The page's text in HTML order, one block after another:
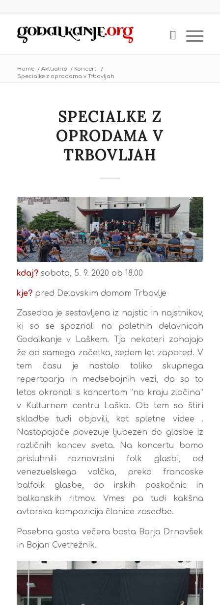
Home / Aktualno / Koncerti
/
Specialke z oprodama v Trbovljah
SPECIALKE Z
OPRODAMA V
TRBOVLJAH
kdaj?sobota, 5. 9. 2020 ob 18.00
kje?pred Delavskim domom Trbovlje
Zasedba je sestavljena iz najstic in najstnikov,
ki so se spoznali na poletnih delavnicah
Godalkanje v Laškem. Tja nekateri zahajajo
že od samega začetka, sedem let zapored. V
tem času je nastalo toliko skupnega
repertoarja in medsebojnih vezi, da so to
letos okronali s koncertom “na kraju zločina”
v Kulturnem centru Laško. Ob tem so štiri
skladbe tudi objavili, kot spletne videe .
Nastopajoče povezuje ljubezen do glasbe iz
različnih koncev sveta. Na koncertu bomo
prisluhnili raznovrstni folk glasbi, od
venezuelskega valčka, preko francoske
balfolk glasbe, do irskih poskočnic in
balkanskih ritmov. Vmes pa tudi kakšna
avtorska kompozicija članice zasedbe.
Posebna gosta večera bosta Barja Drnovšek
in Bojan Cvetrežnik.